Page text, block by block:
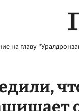
на главу